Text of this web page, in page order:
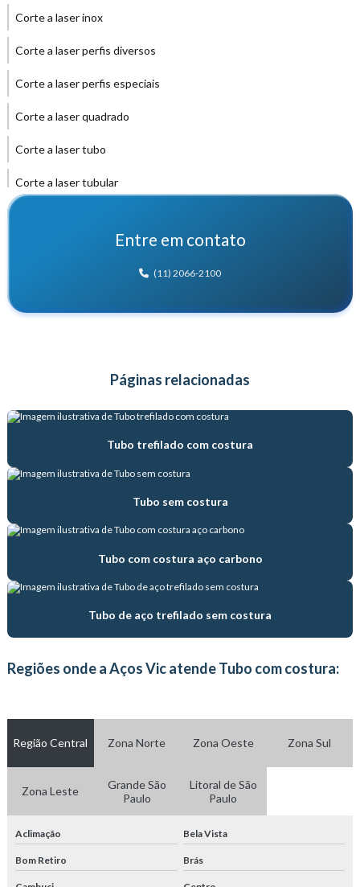
Corte a laser inox
Corte a laser perfis diversos
Corte a laser perfis especiais
Corte a laser quadrado
Corte a laser tubo
Corte a laser tubular
Distribuidor de tubo hidráulico
Distribuidora de tubos de aço
Empresa de produção de tubos de aço
Empresa de venda de tubos de aço
Estampagem de tubo trefilado
Fábrica de tubos de aço
Fábrica de tubos hidráulicos
Fabricante de tubo com costura
Fabricante de tubo trefilado
Fornecedor de tubos hidráulicos
Tratamento térmico com atmosfera
Trefilação de tubos de aço carbono
Tubo de aço carbono
Entre em contato
(11) 2066-2100
Páginas relacionadas
Tubo trefilado com costura
Tubo sem costura
Tubo com costura aço carbono
Tubo de aço trefilado sem costura
Regiões onde a Aços Vic atende Tubo com costura:
Região Central Zona Norte Zona Oeste Zona Sul
Zona Leste
Grande São
Paulo
Litoral de São
Paulo
Aclimação Bela Vista
Bom Retiro Brás